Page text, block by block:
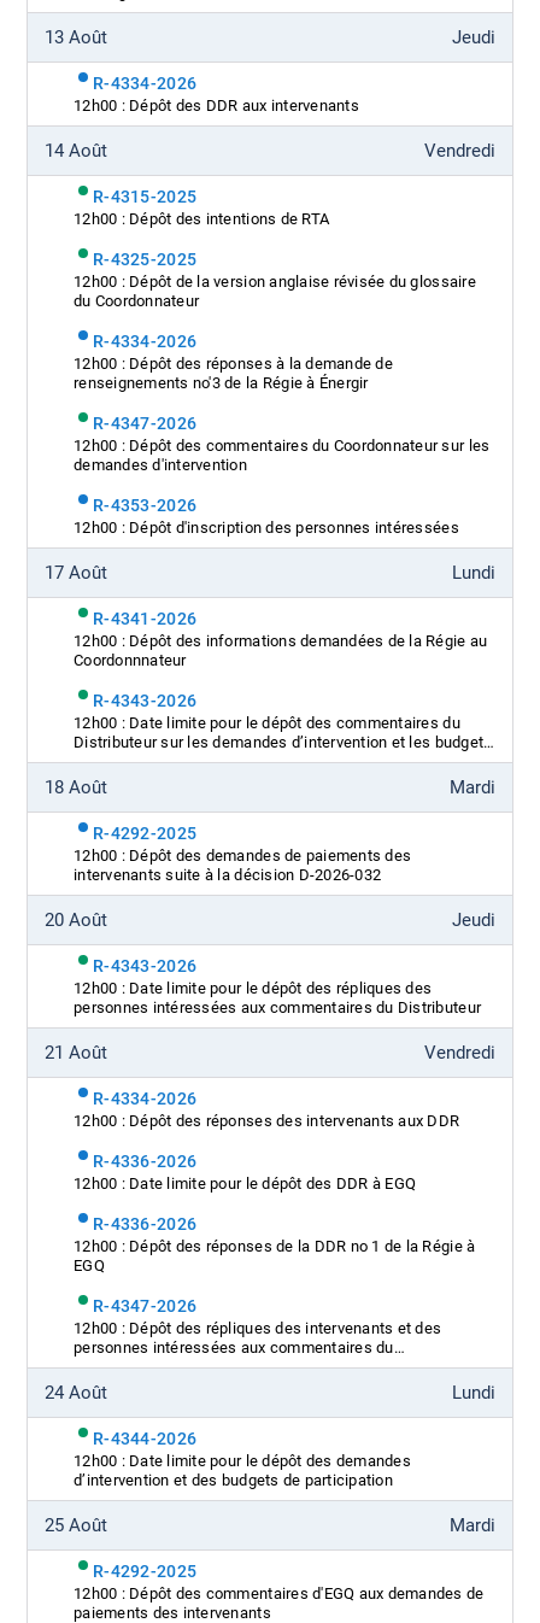
13 Août Jeudi
R-4334-2026
12h00 : Dépôt des DDR aux intervenants
14 Août Vendredi
R-4315-2025
12h00 : Dépôt des intentions de RTA
R-4325-2025
12h00 : Dépôt de la version anglaise révisée du glossaire
du Coordonnateur
R-4334-2026
12h00 : Dépôt des réponses à la demande de
renseignements no'3 de la Régie à Énergir
R-4347-2026
12h00 : Dépôt des commentaires du Coordonnateur sur les
demandes d'intervention
R-4353-2026
12h00 : Dépôt d'inscription des personnes intéressées
17 Août Lundi
R-4341-2026
12h00 : Dépôt des informations demandées de la Régie au
Coordonnnateur
R-4343-2026
12h00 : Date limite pour le dépôt des commentaires du
Distributeur sur les demandes d’intervention et les budgets
de participation
18 Août Mardi
R-4292-2025
12h00 : Dépôt des demandes de paiements des
intervenants suite à la décision D-2026-032
20 Août Jeudi
R-4343-2026
12h00 : Date limite pour le dépôt des répliques des
personnes intéressées aux commentaires du Distributeur
21 Août Vendredi
R-4334-2026
12h00 : Dépôt des réponses des intervenants aux DDR
R-4336-2026
12h00 : Date limite pour le dépôt des DDR à EGQ
R-4336-2026
12h00 : Dépôt des réponses de la DDR no 1 de la Régie à
EGQ
R-4347-2026
12h00 : Dépôt des répliques des intervenants et des
personnes intéressées aux commentaires du
Coordonnateur
24 Août Lundi
R-4344-2026
12h00 : Date limite pour le dépôt des demandes
d’intervention et des budgets de participation
25 Août Mardi
R-4292-2025
12h00 : Dépôt des commentaires d'EGQ aux demandes de
paiements des intervenants